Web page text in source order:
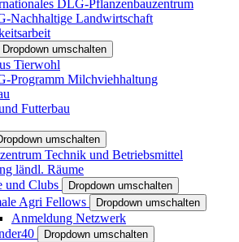
DLG-Pflanzenbauzentrum
Nachhaltige Landwirtschaft
Dropdown umschalten
Tierwohl
Programm Milchviehhaltung
Futterbau
umschalten
Technik und Betriebsmittel
ländl. Räume
und Clubs
Dropdown umschalten
Agri Fellows Dropdown umschalten
Anmeldung Netzwerk
Dropdown umschalten